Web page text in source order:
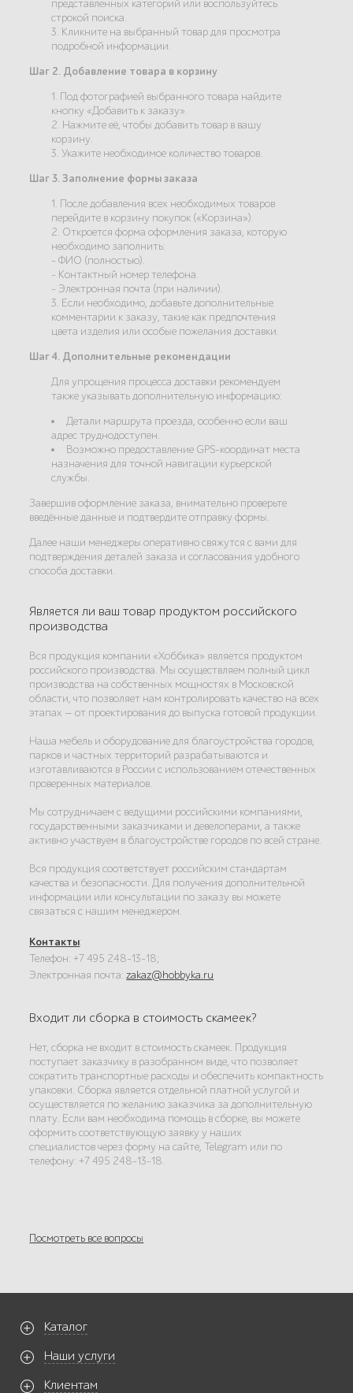
представленных категорий или воспользуйтесь
строкой поиска.
3. Кликните на выбранный товар для просмотра
подробной информации.
Шаг 2. Добавление товара в корзину
1. Под фотографией выбранного товара найдите
кнопку «Добавить к заказу».
2. Нажмите её, чтобы добавить товар в вашу
корзину.
3. Укажите необходимое количество товаров.
Шаг 3. Заполнение формы заказа
1. После добавления всех необходимых товаров
перейдите в корзину покупок («Корзина»).
2. Откроется форма оформления заказа, которую
необходимо заполнить:
- ФИО (полностью).
- Контактный номер телефона.
- Электронная почта (при наличии).
3. Если необходимо, добавьте дополнительные
комментарии к заказу, такие как предпочтения
цвета изделия или особые пожелания доставки.
Шаг 4. Дополнительные рекомендации
Для упрощения процесса доставки рекомендуем
также указывать дополнительную информацию:
Детали маршрута проезда, особенно если ваш
адрес труднодоступен.
Возможно предоставление GPS-координат места
назначения для точной навигации курьерской
службы.
Завершив оформление заказа, внимательно проверьте
введённые данные и подтвердите отправку формы.
Далее наши менеджеры оперативно свяжутся с вами для
подтверждения деталей заказа и согласования удобного
способа доставки.
Является ли ваш товар продуктом российского
производства
Вся продукция компании «Хоббика» является продуктом
российского производства. Мы осуществляем полный цикл
производства на собственных мощностях в Московской
области, что позволяет нам контролировать качество на всех
этапах — от проектирования до выпуска готовой продукции.
Наша мебель и оборудование для благоустройства городов,
парков и частных территорий разрабатываются и
изготавливаются в России с использованием отечественных
проверенных материалов.
Мы сотрудничаем с ведущими российскими компаниями,
государственными заказчиками и девелоперами, а также
активно участвуем в благоустройстве городов по всей стране.
Вся продукция соответствует российским стандартам
качества и безопасности. Для получения дополнительной
информации или консультации по заказу вы можете
связаться с нашим менеджером.
Контакты:
Телефон: +7 495 248-13-18;
Электронная почта:zakaz@hobbyka.ru
Входит ли сборка в стоимость скамеек?
Нет, сборка не входит в стоимость скамеек. Продукция
поступает заказчику в разобранном виде, что позволяет
сократить транспортные расходы и обеспечить компактность
упаковки. Сборка является отдельной платной услугой и
осуществляется по желанию заказчика за дополнительную
плату. Если вам необходима помощь в сборке, вы можете
оформить соответствующую заявку у наших
специалистов через форму на сайте, Telegram или по
телефону: +7 495 248-13-18.
Посмотреть все вопросы
Каталог
Наши услуги
Клиентам